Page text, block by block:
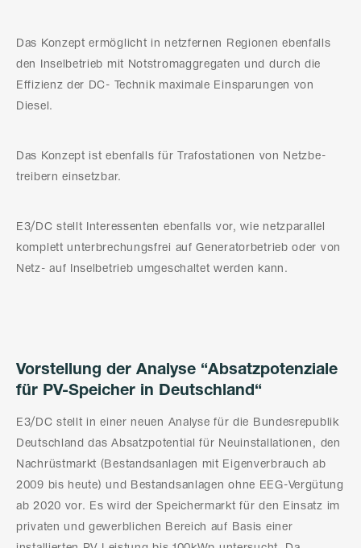
Das Konzept ermöglicht in netzfernen Regionen ebenfalls
den Inselbetrieb mit Notstromaggregaten und durch die
Effizienz der DC- Technik maximale Einsparungen von
Diesel.
Das Konzept ist ebenfalls für Trafostationen von Netzbe­
treibern einsetzbar.
E3/DC stellt Interessenten ebenfalls vor, wie netzparallel
komplett unterbrechungsfrei auf Generatorbetrieb oder von
Netz- auf Inselbetrieb umgeschaltet werden kann.
Vorstellung der Analyse “Absatzpotenziale
für PV-Speicher in Deutschland“
E3/DC stellt in einer neuen Analyse für die Bundesrepublik
Deutschland das Absatzpotential für Neuinstallationen, den
Nachrüstmarkt (Bestandsanlagen mit Eigenverbrauch ab
2009 bis heute) und Bestandsanlagen ohne EEG-Vergütung
ab 2020 vor. Es wird der Speichermarkt für den Einsatz im
privaten und gewerblichen Bereich auf Basis einer